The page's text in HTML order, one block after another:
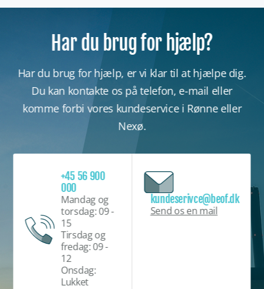
Har du brug for hjælp?
Har du brug for hjælp, er vi klar til at hjælpe dig.
Du kan kontakte os på telefon, e-mail eller
komme forbi vores kundeservice i Rønne eller
Nexø.
+45 56 900
000
Mandag og
torsdag: 09 -
15
Tirsdag og
fredag: 09 -
12
Onsdag:
Lukket
kundeserivce@beof.dk
Send os en mail